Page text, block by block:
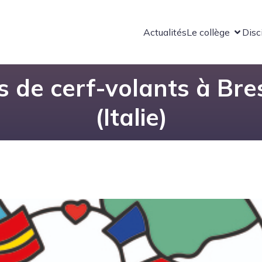
ActualitésLe collège
de cerf-volants à
(Italie)